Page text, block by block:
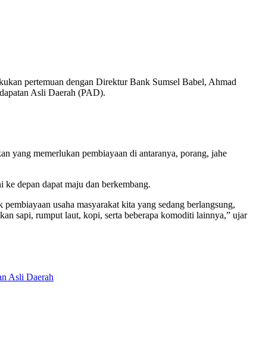
pertemuan dengan Direktur Bank Sumsel Babel, Ahmad
Asli Daerah (PAD).
yang memerlukan pembiayaan di antaranya, porang, jahe
depan dapat maju dan berkembang.
usaha masyarakat kita yang sedang berlangsung,
sapi, rumput laut, kopi, serta beberapa komoditi lainnya,” ujar
Asli Daerah